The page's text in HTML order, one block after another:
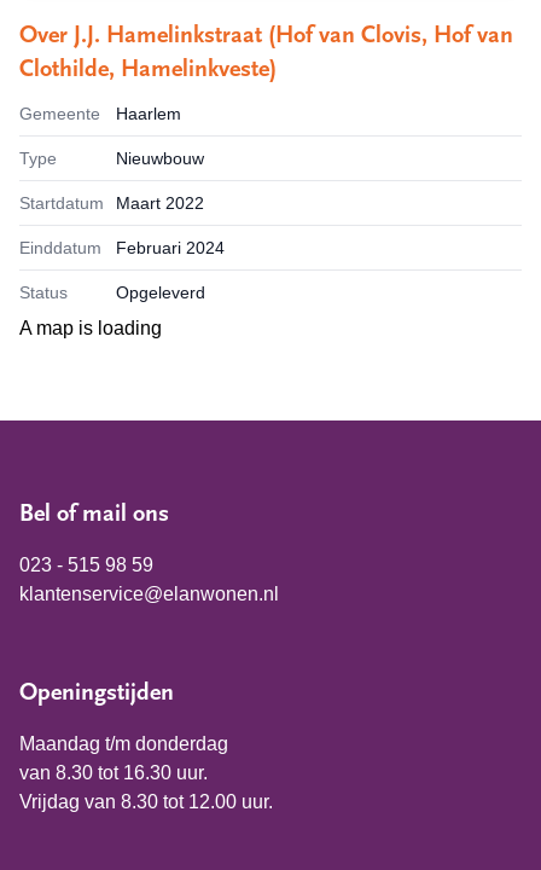
Over J.J. Hamelinkstraat (Hof van Clovis, Hof van
Clothilde, Hamelinkveste)
Gemeente Haarlem
Type Nieuwbouw
Startdatum Maart 2022
Einddatum Februari 2024
Status Opgeleverd
A map is loading
Bel of mail ons
023 - 515 98 59
klantenservice@elanwonen.nl
Openingstijden
Maandag t/m donderdag
van 8.30 tot 16.30 uur.
Vrijdag van 8.30 tot 12.00 uur.